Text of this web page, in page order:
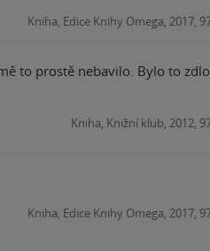
Kniha, Edice Knihy Omega, 2017,
to prostě nebavilo. Bylo to
Kniha, Knižní klub, 2012,
Kniha, Edice Knihy Omega, 2017,